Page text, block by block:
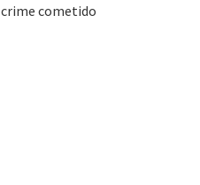
cometido